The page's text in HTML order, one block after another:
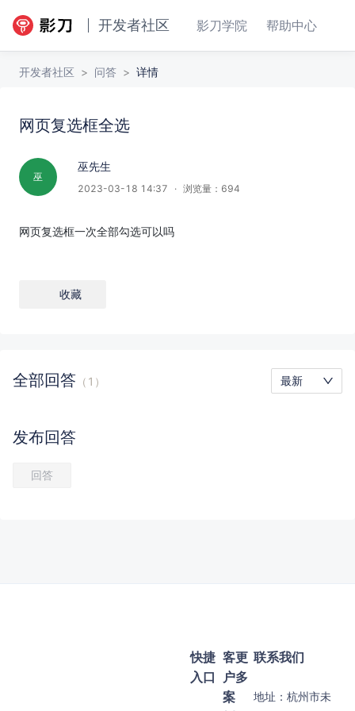
开发者社区 影刀学院 帮助中心
网页复选框全选
开发者社区 > 问答 > 详情
网页复选框全选
巫
巫先生
2023-03-18 14:37 · 浏览量： 694
网页复选框一次全部勾选可以吗
收藏
全部回答 （ 1 ） 最新
发布回答
回答
快捷
入口
客
户
案
更
多
联系我们
地址： 杭州市未